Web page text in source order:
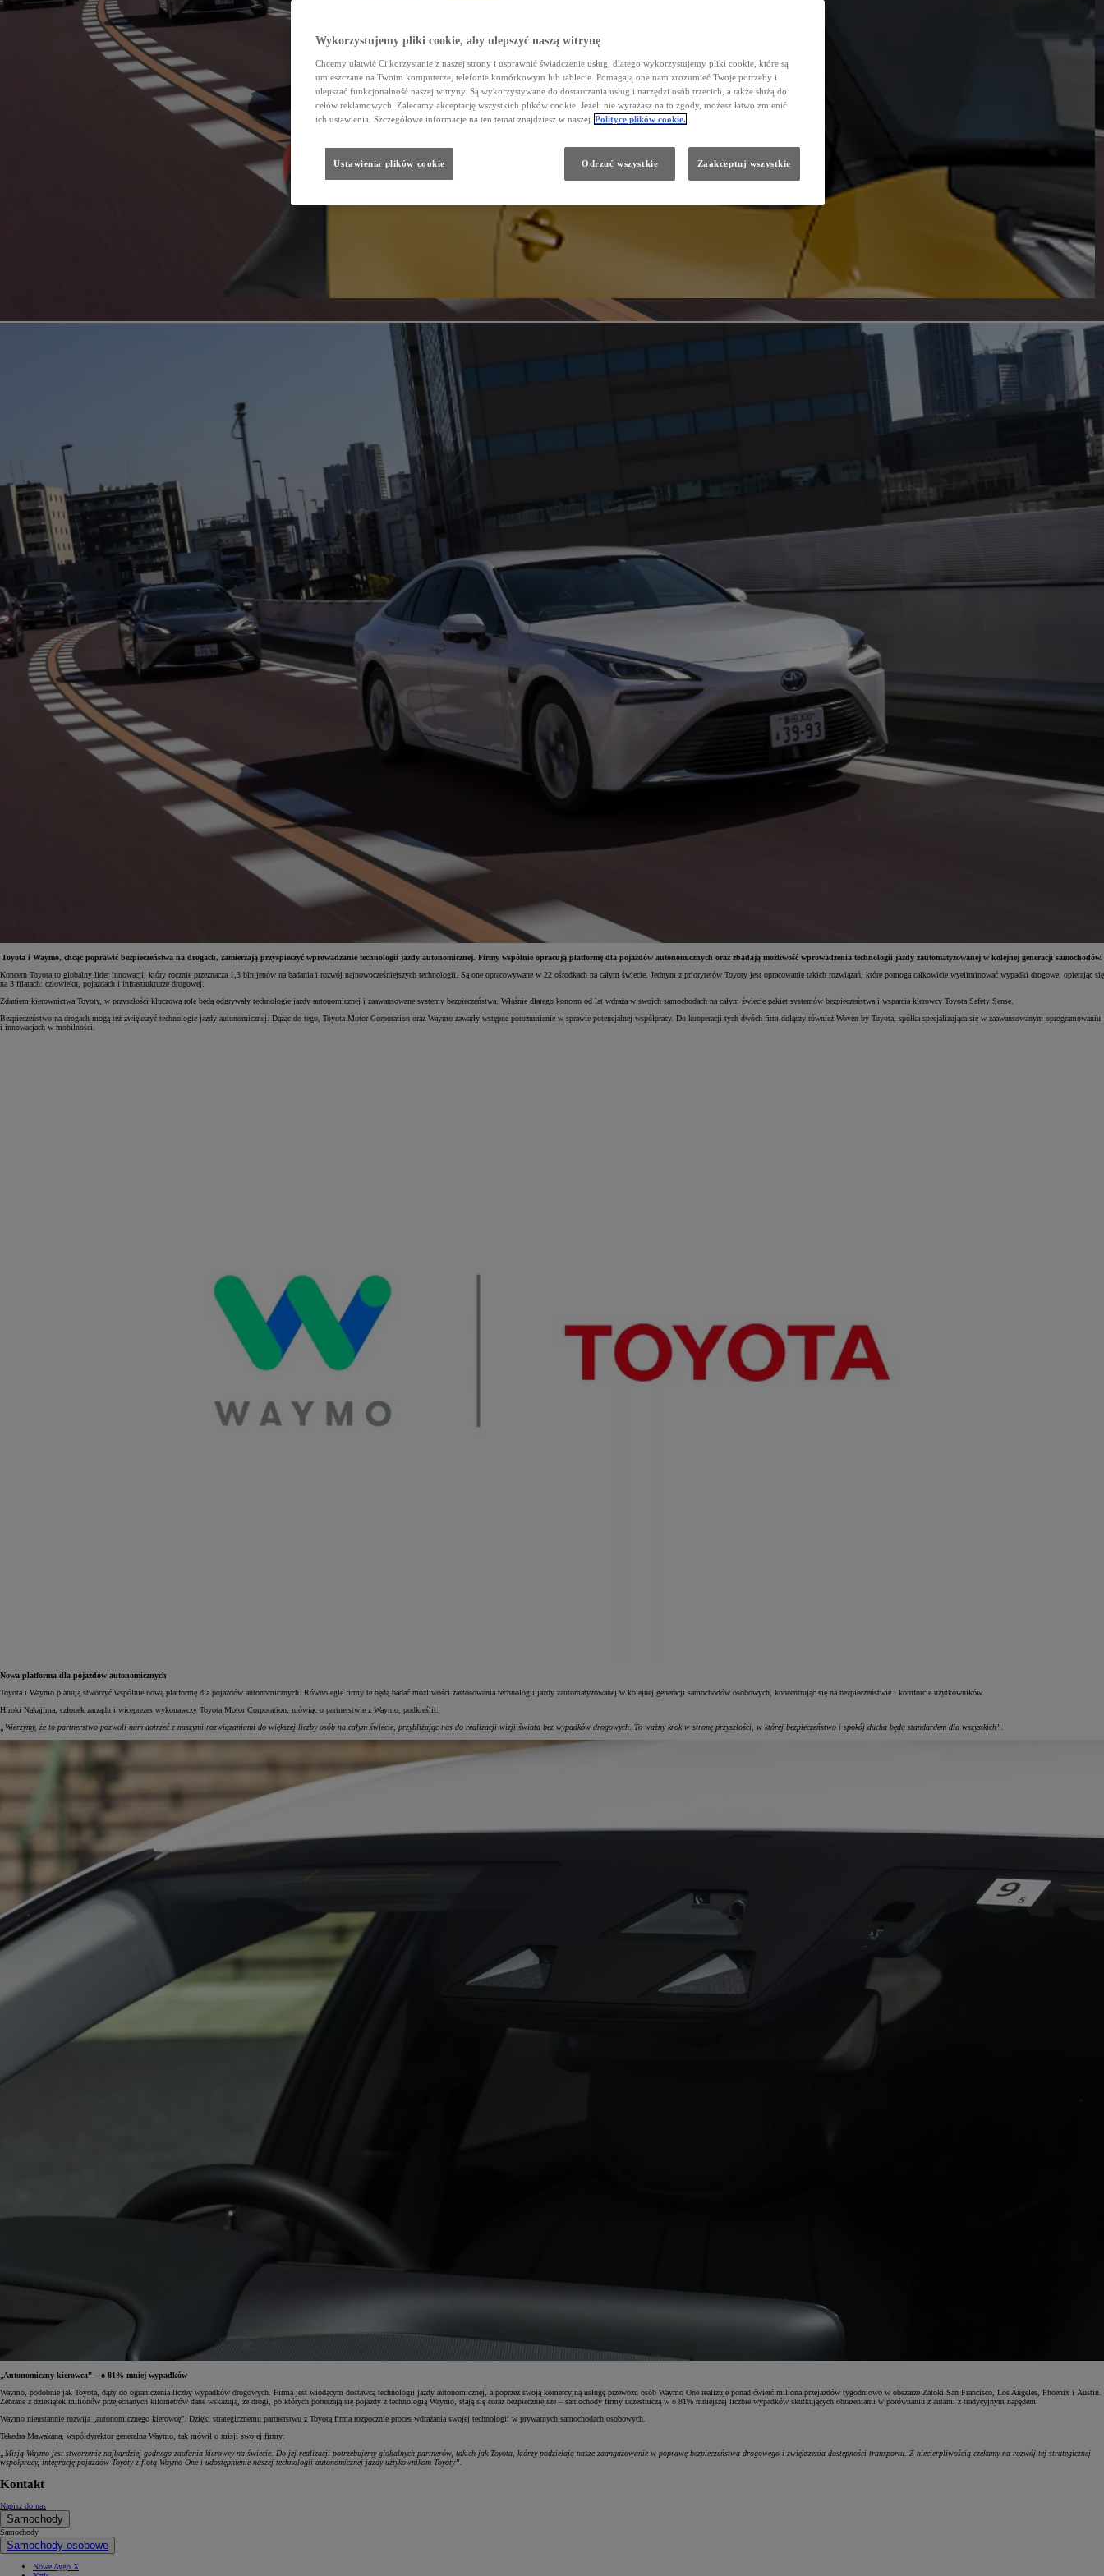
Yaris Cross
HYBRID
Corolla Hatchback
Toyota i Waymo, chcąc poprawić bezpieczeństwa na drogach, zamierzają przyspieszyć wprowadzanie technologii jazdy autonomicznej. Firmy wspólnie opracują platformę dla pojazdów autonomicznych oraz zbadają możliwość wprowadzenia technologii jazdy zautomatyzowanej w kolejnej generacji samochodów.
Koncern Toyota to globalny lider innowacji, który rocznie przeznacza 1,3 bln jenów na badania i rozwój najnowocześniejszych technologii. Są one opracowywane w 22 ośrodkach na całym świecie. Jednym z priorytetów Toyoty jest opracowanie takich rozwiązań, które pomoga całkowicie wyeliminować wypadki drogowe, opierając się
na 3 filarach: człowieku, pojazdach i infrastrukturze drogowej.
Zdaniem kierownictwa Toyoty, w przyszłości kluczową rolę będą odgrywały technologie jazdy autonomicznej i zaawansowane systemy bezpieczeństwa. Właśnie dlatego koncern od lat wdraża w swoich samochodach na całym świecie pakiet systemów bezpieczeństwa i wsparcia kierowcy Toyota Safety Sense.
Bezpieczeństwo na drogach mogą też zwiększyć technologie jazdy autonomicznej. Dążąc do tego, Toyota Motor Corporation oraz Waymo zawarły wstępne porozumienie w sprawie potencjalnej współpracy. Do kooperacji tych dwóch firm dołączy również Woven by Toyota, spółka specjalizująca się w zaawansowanym oprogramowaniu
i innowacjach w mobilności.
Nowa platforma dla pojazdów autonomicznych
Toyota i Waymo planują stworzyć wspólnie nową platformę dla pojazdów autonomicznych. Równolegle firmy te będą badać możliwości zastosowania technologii jazdy zautomatyzowanej w kolejnej generacji samochodów osobowych, koncentrując się na bezpieczeństwie i komforcie użytkowników.
Hiroki Nakajima, członek zarządu i wiceprezes wykonawczy Toyota Motor Corporation, mówiąc o partnerstwie z Waymo, podkreślił:
„Wierzymy, że to partnerstwo pozwoli nam dotrzeć z naszymi rozwiązaniami do większej liczby osób na całym świecie, przybliżając nas do realizacji wizji świata bez wypadków drogowych. To ważny krok w stronę przyszłości, w której bezpieczeństwo i spokój ducha będą standardem dla wszystkich”.
„Autonomiczny kierowca” – o 81% mniej wypadków
Waymo, podobnie jak Toyota, dąży do ograniczenia liczby wypadków drogowych. Firma jest wiodącym dostawcą technologii jazdy autonomicznej, a poprzez swoją komercyjną usługę przewozu osób Waymo One realizuje ponad ćwierć miliona przejazdów tygodniowo w obszarze Zatoki San Francisco, Los Angeles, Phoenix i Austin.
Zebrane z dziesiątek milionów przejechanych kilometrów dane wskazują, że drogi, po których poruszają się pojazdy z technologią Waymo, stają się coraz bezpieczniejsze – samochody firmy uczestniczą w o 81% mniejszej liczbie wypadków skutkujących obrażeniami w porównaniu z autami z tradycyjnym napędem.
Waymo nieustannie rozwija „autonomicznego kierowcę”. Dzięki strategicznemu partnerstwu z Toyotą firma rozpocznie proces wdrażania swojej technologii w prywatnych samochodach osobowych.
Tekedra Mawakana, współdyrektor generalna Waymo, tak mówił o misji swojej firmy:
„Misją Waymo jest stworzenie najbardziej godnego zaufania kierowcy na świecie. Do jej realizacji potrzebujemy globalnych partnerów, takich jak Toyota, którzy podzielają nasze zaangażowanie w poprawę bezpieczeństwa drogowego i zwiększenia dostępności transportu. Z niecierpliwością czekamy na rozwój tej strategicznej
współpracy, integrację pojazdów Toyoty z flotą Waymo One i udostępnienie naszej technologii autonomicznej jazdy użtykownikom Toyoty”.
Kontakt
Napisz do nas
Samochody
Samochody
Samochody osobowe
Nowe Aygo X
Wykorzystujemy pliki cookie, aby ulepszyć naszą witrynę
Chcemy ułatwić Ci korzystanie z naszej strony i usprawnić świadczenie usług, dlatego wykorzystujemy pliki cookie, które są
umieszczane na Twoim komputerze, telefonie komórkowym lub tablecie. Pomagają one nam zrozumieć Twoje potrzeby i
ulepszać funkcjonalność naszej witryny. Są wykorzystywane do dostarczania usług i narzędzi osób trzecich, a także służą do
celów reklamowych. Zalecamy akceptację wszystkich plików cookie. Jeżeli nie wyrażasz na to zgody, możesz łatwo zmienić
ich ustawienia. Szczegółowe informacje na ten temat znajdziesz w naszej Polityce plików cookie.
Ustawienia plików cookie Odrzuć wszystkie Zaakceptuj wszystkie